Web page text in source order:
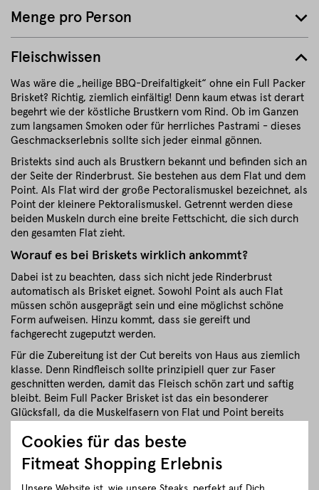
Fleischwissen
Was wäre die „heilige BBQ-Dreifaltigkeit“ ohne ein Full Packer
Brisket? Richtig, ziemlich einfältig! Denn kaum etwas ist derart
begehrt wie der köstliche Brustkern vom Rind. Ob im Ganzen
zum langsamen Smoken oder für herrliches Pastrami - dieses
Geschmackserlebnis sollte sich jeder einmal gönnen.
Bristekts sind auch als Brustkern bekannt und befinden sich an
der Seite der Rinderbrust. Sie bestehen aus dem Flat und dem
Point. Als Flat wird der große Pectoralismuskel bezeichnet, als
Point der kleinere Pektoralismuskel. Getrennt werden diese
beiden Muskeln durch eine breite Fettschicht, die sich durch
den gesamten Flat zieht.
Worauf es bei Briskets wirklich ankommt?
Dabei ist zu beachten, dass sich nicht jede Rinderbrust
automatisch als Brisket eignet. Sowohl Point als auch Flat
müssen schön ausgeprägt sein und eine möglichst schöne
Form aufweisen. Hinzu kommt, dass sie gereift und
fachgerecht zugeputzt werden.
Für die Zubereitung ist der Cut bereits von Haus aus ziemlich
klasse. Denn Rindfleisch sollte prinzipiell quer zur Faser
geschnitten werden, damit das Fleisch schön zart und saftig
bleibt. Beim Full Packer Brisket ist das ein besonderer
Glücksfall, da die Muskelfasern von Flat und Point bereits
Full Packer Brisket von Fitmeat
Regionaler BBQ Genuss
Für unsere Briskets verwenden wir wunderbare Rinderrassen
Menge pro Person
Cookies für das beste
Fitmeat Shopping Erlebnis